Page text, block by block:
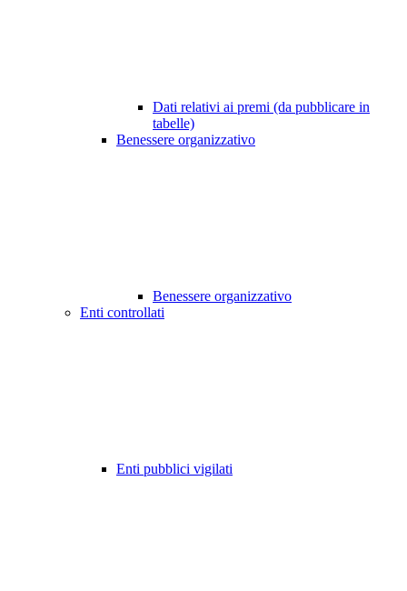
Dati relativi ai premi (da pubblicare in
tabelle)
Benessere organizzativo
Benessere organizzativo
Enti controllati
Enti pubblici vigilati